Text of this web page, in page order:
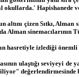
okullarda.'
altını çizen Sıtkı,
sinemacılarının
hasretiyle izlediği
ulaştığı seviyeyi de
değerlendirmesinde